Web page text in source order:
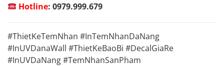
Hotline: 0979.999.679
#ThietKeTemNhan #InTemNhanDaNang
#InUVDanaWall #ThietKeBaoBi #DecalGiaRe
#InUVDaNang #TemNhanSanPham